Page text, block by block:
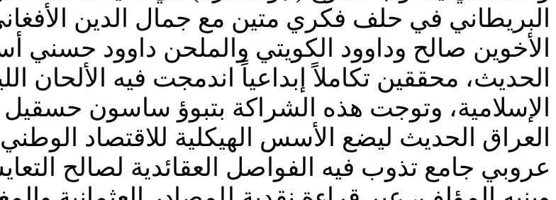
البريطاني في حلف فكري متين مع جمال الدين
الأخوين صالح وداوود الكويتي والملحن داوود حسني
الحديث، محققين تكاملاً إبداعياً اندمجت فيه الألحان
الإسلامية، وتوجت هذه الشراكة بتبوؤ ساسون
العراق الحديث ليضع الأسس الهيكلية للاقتصاد
عروبي جامع تذوب فيه الفواصل العقائدية لصالح